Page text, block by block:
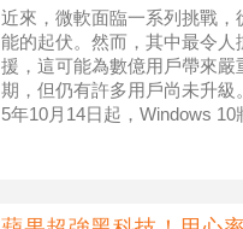
近來，微軟面臨一系列挑戰
能的起伏。然而，其中最令人
援，這可能為數億用戶帶來
期，但仍有許多用戶尚未升
5年10月14日起，Windows 10